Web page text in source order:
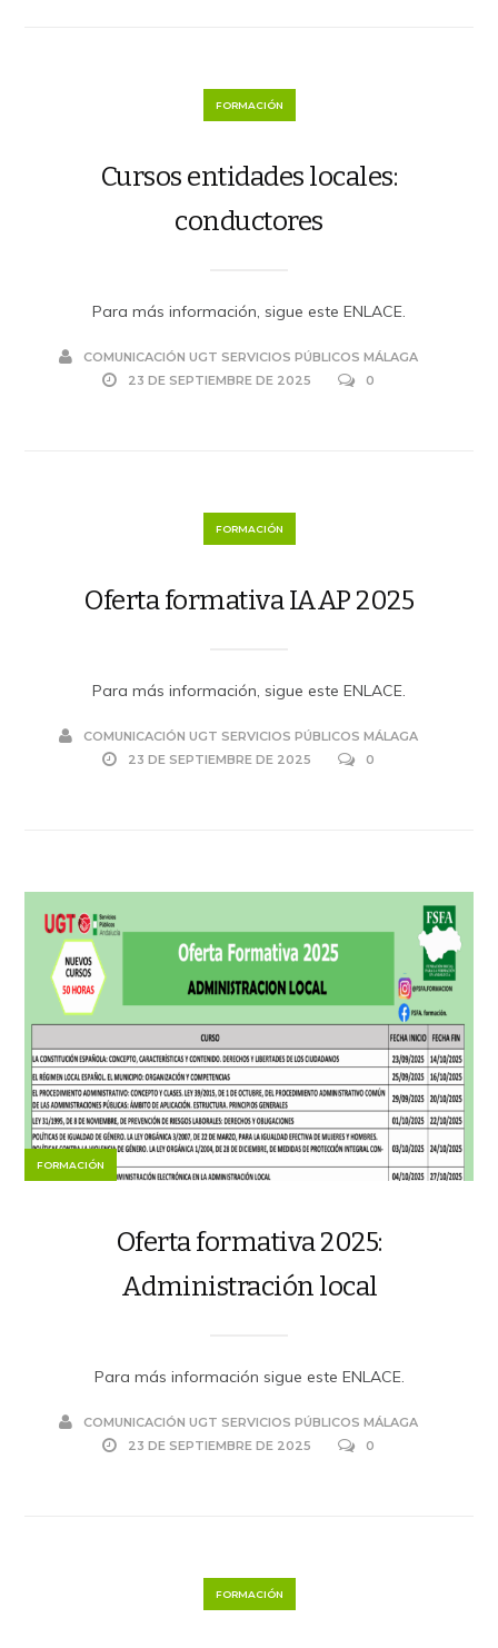
FORMACIÓN
Cursos entidades locales:
conductores
Para más información, sigue este ENLACE.
COMUNICACIÓN UGT SERVICIOS PÚBLICOS MÁLAGA
23 DE SEPTIEMBRE DE 2025
0
FORMACIÓN
Oferta formativa IAAP 2025
Para más información, sigue este ENLACE.
COMUNICACIÓN UGT SERVICIOS PÚBLICOS MÁLAGA
23 DE SEPTIEMBRE DE 2025
0
FORMACIÓN
Oferta formativa 2025:
Administración local
Para más información sigue este ENLACE.
COMUNICACIÓN UGT SERVICIOS PÚBLICOS MÁLAGA
23 DE SEPTIEMBRE DE 2025
0
FORMACIÓN